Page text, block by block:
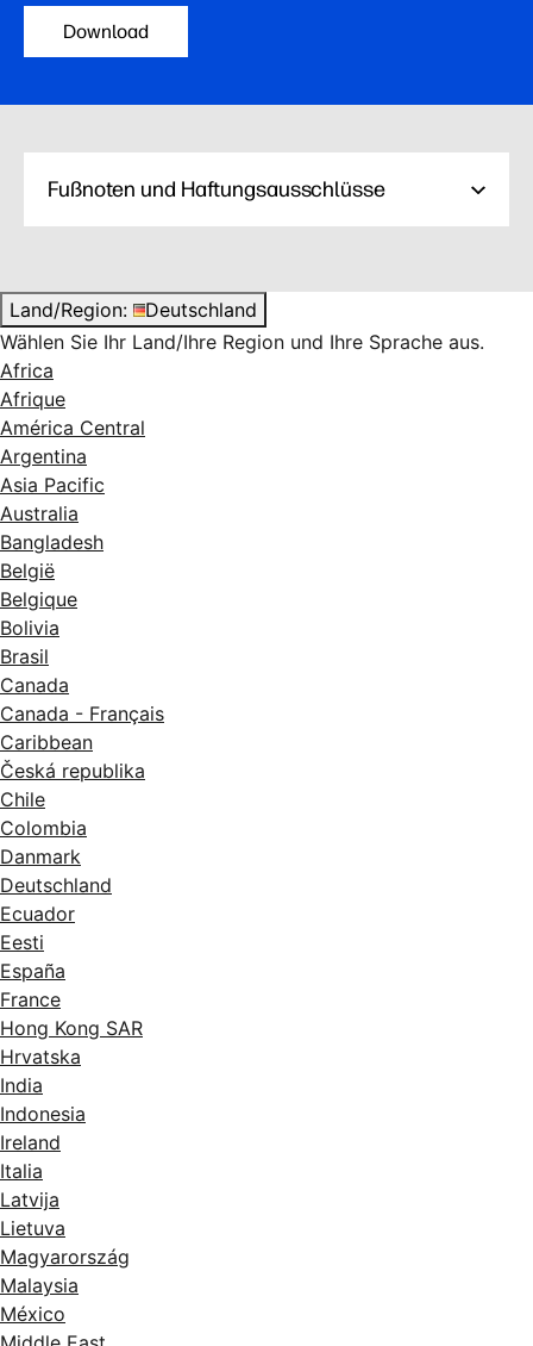
Download
Fußnoten und Haftungsausschlüsse
Land/Region:
Deutschland
Wählen Sie Ihr Land/Ihre Region und Ihre Sprache aus.
Africa
Afrique
América Central
Argentina
Asia Pacific
Australia
Bangladesh
België
Belgique
Bolivia
Brasil
Canada
Canada - Français
Caribbean
Česká republika
Chile
Colombia
Danmark
Deutschland
Ecuador
Eesti
España
France
Hong Kong SAR
Hrvatska
India
Indonesia
Ireland
Italia
Latvija
Lietuva
Magyarország
Malaysia
México